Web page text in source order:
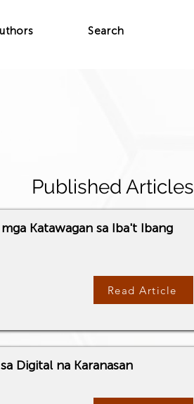
Search
Published Articles
Katawagan sa Iba't Ibang
Read Article
Digital na Karanasan